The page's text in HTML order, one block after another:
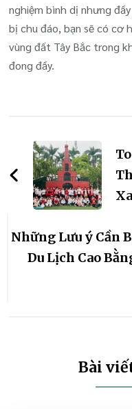
nghiệm bình dị nhưng
bị chu đáo, bạn sẽ có cơ
vùng đất Tây Bắc trong
đong đầy.
hướng
bài
viết
Những Lưu ý Cần
Du Lịch Cao
Bài